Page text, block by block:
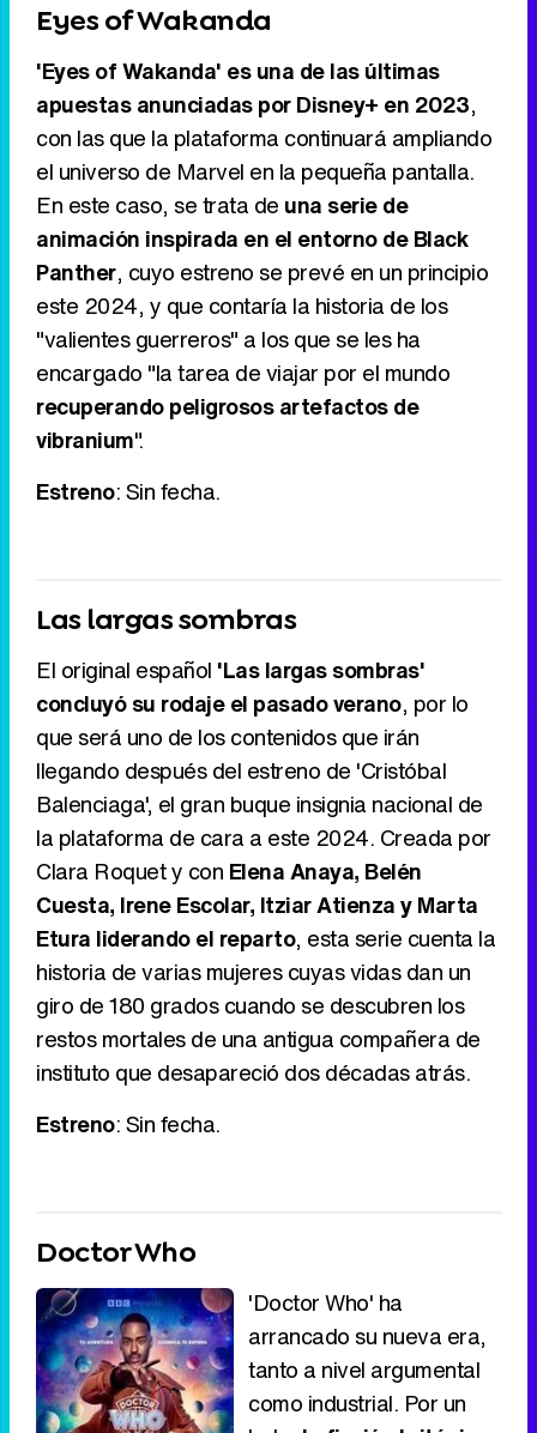
Eyes of Wakanda
'Eyes of Wakanda' es una de las últimas
apuestas anunciadas por Disney+ en 2023,
con las que la plataforma continuará ampliando
el universo de Marvel en la pequeña pantalla.
En este caso, se trata de una serie de
animación inspirada en el entorno de Black
Panther, cuyo estreno se prevé en un principio
este 2024, y que contaría la historia de los
"valientes guerreros" a los que se les ha
encargado "la tarea de viajar por el mundo
recuperando peligrosos artefactos de
vibranium".
Estreno: Sin fecha.
Las largas sombras
El original español 'Las largas sombras'
concluyó su rodaje el pasado verano, por lo
que será uno de los contenidos que irán
llegando después del estreno de 'Cristóbal
Balenciaga', el gran buque insignia nacional de
la plataforma de cara a este 2024. Creada por
Clara Roquet y con Elena Anaya, Belén
Cuesta, Irene Escolar, Itziar Atienza y Marta
Etura liderando el reparto, esta serie cuenta la
historia de varias mujeres cuyas vidas dan un
giro de 180 grados cuando se descubren los
restos mortales de una antigua compañera de
instituto que desapareció dos décadas atrás.
Estreno: Sin fecha.
Doctor Who
'Doctor Who' ha
arrancado su nueva era,
tanto a nivel argumental
como industrial. Por un